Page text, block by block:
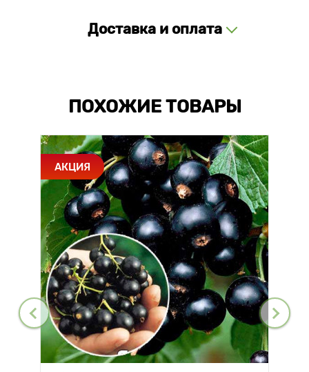
Доставка и оплата
ПОХОЖИЕ ТОВАРЫ
АКЦИЯ